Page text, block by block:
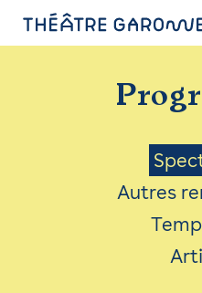
PROGRAMME
INFOS
AVEC LES
ACCESSIBILITÉ
LES
Autres